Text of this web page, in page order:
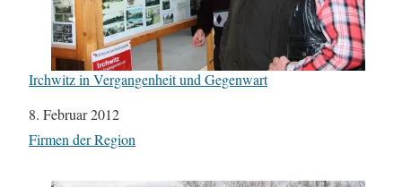
Irchwitz in Vergangenheit und Gegenwart
Datum
8. Februar 2012
In Bezug auf
Firmen der Region